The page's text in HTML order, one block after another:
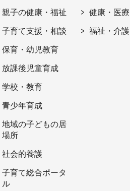
親子の健康・福祉
子育て支援・相談
保育・幼児教育
放課後児童育成
学校・教育
青少年育成
地域の子どもの居
場所
社会的養護
子育て総合ポータ
ル
健康・医療
福祉・介護